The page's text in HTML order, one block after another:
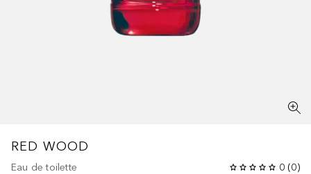
RED WOOD
Eau de toilette 0 (0)